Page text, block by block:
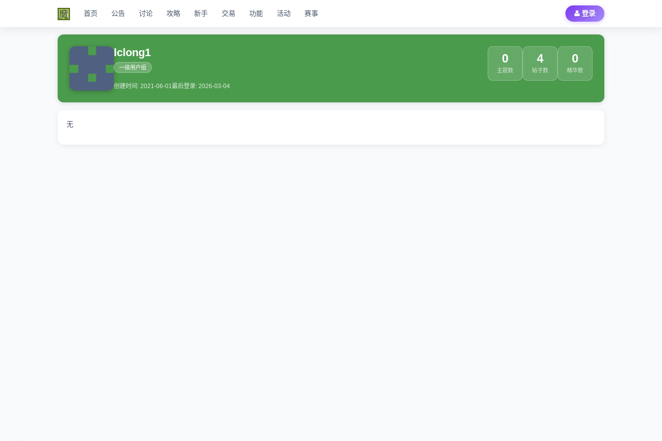
首页 公告 讨论 攻略 新手 交易 功能 活动 赛事 登录
lclong1
一级用户组
创建时间: 2021-06-01最后登录: 2026-03-04
0
主题数
4
帖子数
0
精华数
无